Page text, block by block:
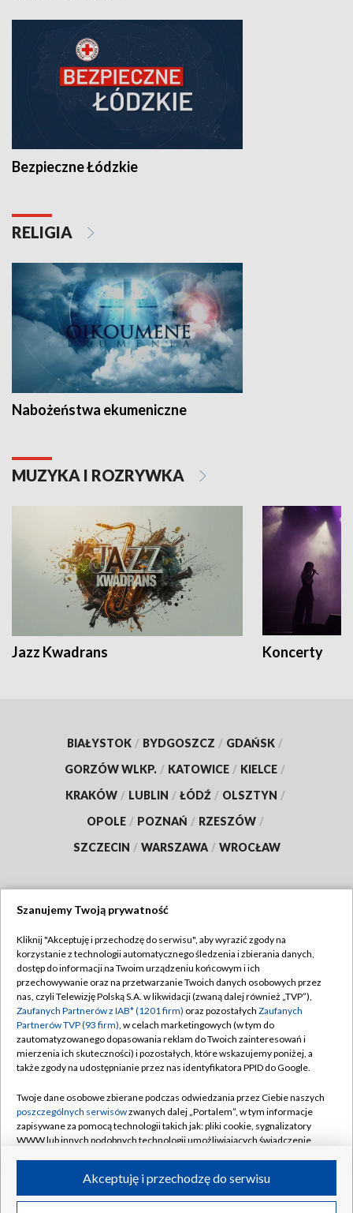
Bezpieczne Łódzkie
RELIGIA
Nabożeństwa ekumeniczne
MUZYKA I ROZRYWKA
Jazz Kwadrans Koncerty
BIAŁYSTOK / BYDGOSZCZ / GDAŃSK /
GORZÓW WLKP. / KATOWICE / KIELCE /
KRAKÓW / LUBLIN / ŁÓDŹ / OLSZTYN /
OPOLE / POZNAŃ / RZESZÓW /
SZCZECIN / WARSZAWA / WROCŁAW
TVP
Abonament TVP
Emisja w TVP
Centrum informacji TVP
Naziemna Telewizja Cyfrowa
Rada Programowa
System NOS
Informacje o nadawcy
Program dla prasy
Regulamin TVP
Polityka prywatności
Moje zgody
Pomoc
Kontakt
Kanały
©2026 Telewizja Polska S.A. w likwidacji
Szanujemy Twoją prywatność
Kliknij "Akceptuję i przechodzę do serwisu", aby wyrazić zgody na
korzystanie z technologii automatycznego śledzenia i zbierania danych,
dostęp do informacji na Twoim urządzeniu końcowym i ich
przechowywanie oraz na przetwarzanie Twoich danych osobowych przez
nas, czyli Telewizję Polską S.A. w likwidacji (zwaną dalej również „TVP”),
Zaufanych Partnerów z IAB* (1201 firm) oraz pozostałych Zaufanych
Partnerów TVP (93 firm), w celach marketingowych (w tym do
zautomatyzowanego dopasowania reklam do Twoich zainteresowań i
mierzenia ich skuteczności) i pozostałych, które wskazujemy poniżej, a
także zgody na udostępnianie przez nas identyfikatora PPID do Google.
Twoje dane osobowe zbierane podczas odwiedzania przez Ciebie naszych
poszczególnych serwisówzwanych dalej „Portalem”, w tym informacje
zapisywane za pomocą technologii takich jak: pliki cookie, sygnalizatory
WWW lub innych podobnych technologii umożliwiających świadczenie
ruchu w Internecie.Akceptuję i przechodzę do serwisu